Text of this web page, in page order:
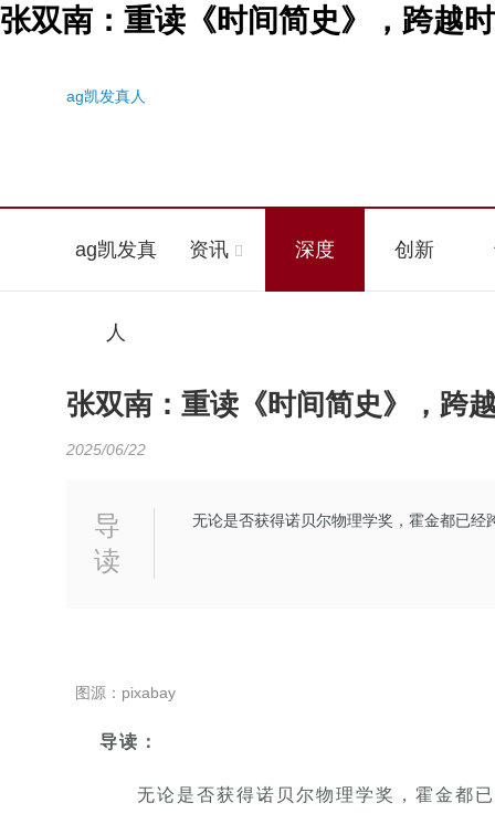
张双南：重读《时间简史》，跨越
ag凯发真人
ag凯发真
人
资讯 深度 创新
张双南：重读《时间简史》，跨
2025/06/22
导
读
无论是否获得诺贝尔物理学奖，霍金都已
图源：pixabay
导读：
无论是否获得诺贝尔物理学奖，霍金都